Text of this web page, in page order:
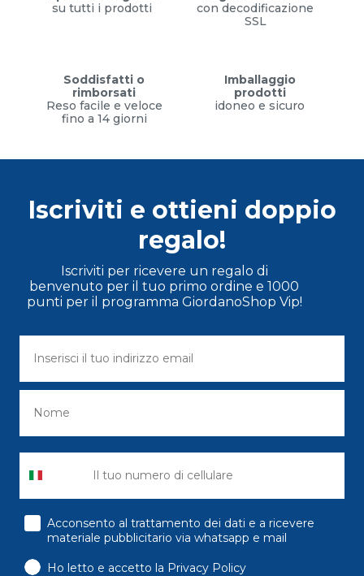
su tutti i prodotti
con decodificazione
SSL
Soddisfatti o
rimborsati
Reso facile e veloce
fino a 14 giorni
Imballaggio
prodotti
idoneo e sicuro
Iscriviti e ottieni doppio
regalo!
Iscriviti per ricevere un regalo di
benvenuto per il tuo primo ordine e 1000
punti per il programma GiordanoShop Vip!
consenso
Acconsento al trattamento dei dati e a ricevere
materiale pubblicitario via whatsapp e mail
Ho letto e accetto la Privacy Policy